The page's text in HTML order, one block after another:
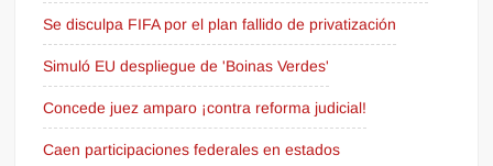
Se disculpa FIFA por el plan fallido de privatización
Simuló EU despliegue de 'Boinas Verdes'
Concede juez amparo ¡contra reforma judicial!
Caen participaciones federales en estados